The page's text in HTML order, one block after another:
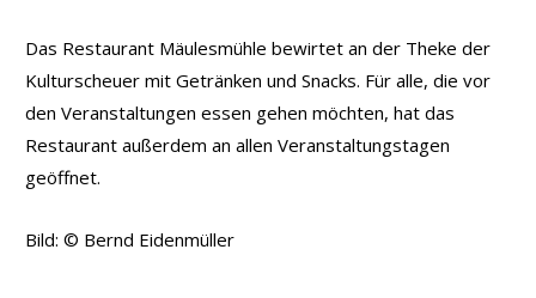
Das Restaurant Mäulesmühle bewirtet an der Theke der
Kulturscheuer mit Getränken und Snacks. Für alle, die vor
den Veranstaltungen essen gehen möchten, hat das
Restaurant außerdem an allen Veranstaltungstagen
geöffnet.
Bild: © Bernd Eidenmüller